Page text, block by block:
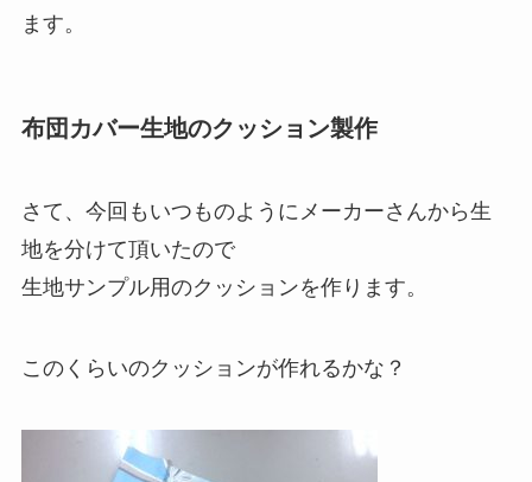
ます。
布団カバー生地のクッション製作
さて、今回もいつものようにメーカーさんから生
地を分けて頂いたので
生地サンプル用のクッションを作ります。
このくらいのクッションが作れるかな？